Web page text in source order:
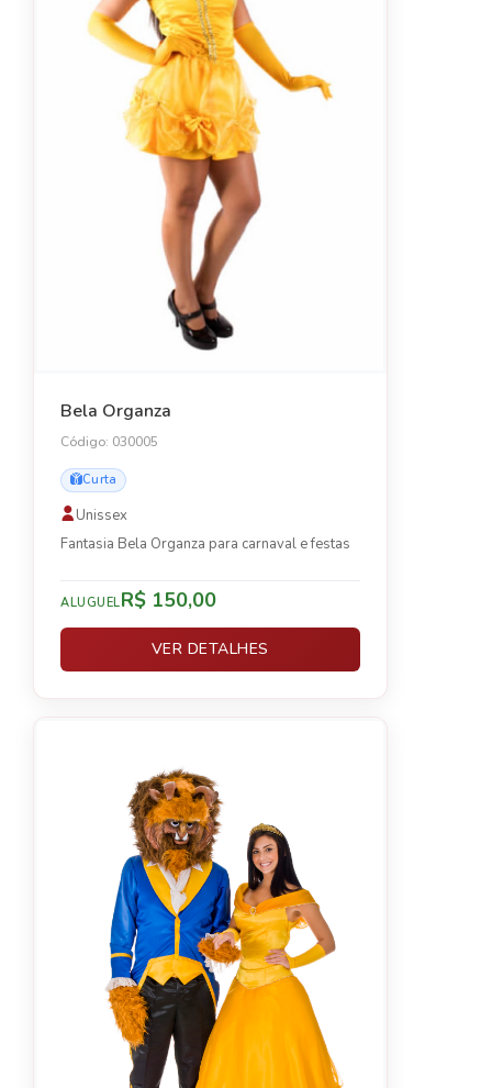
Bela Organza
Código: 030005
Curta
Unissex
Fantasia Bela Organza para carnaval e festas
ALUGUELR$ 150,00
VER DETALHES